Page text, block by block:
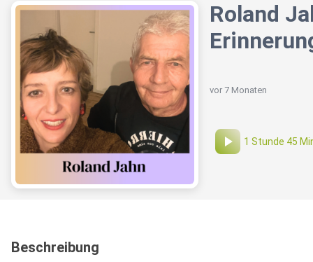
Roland
vor 7 Monaten
1 Stunde 45
Beschreibung